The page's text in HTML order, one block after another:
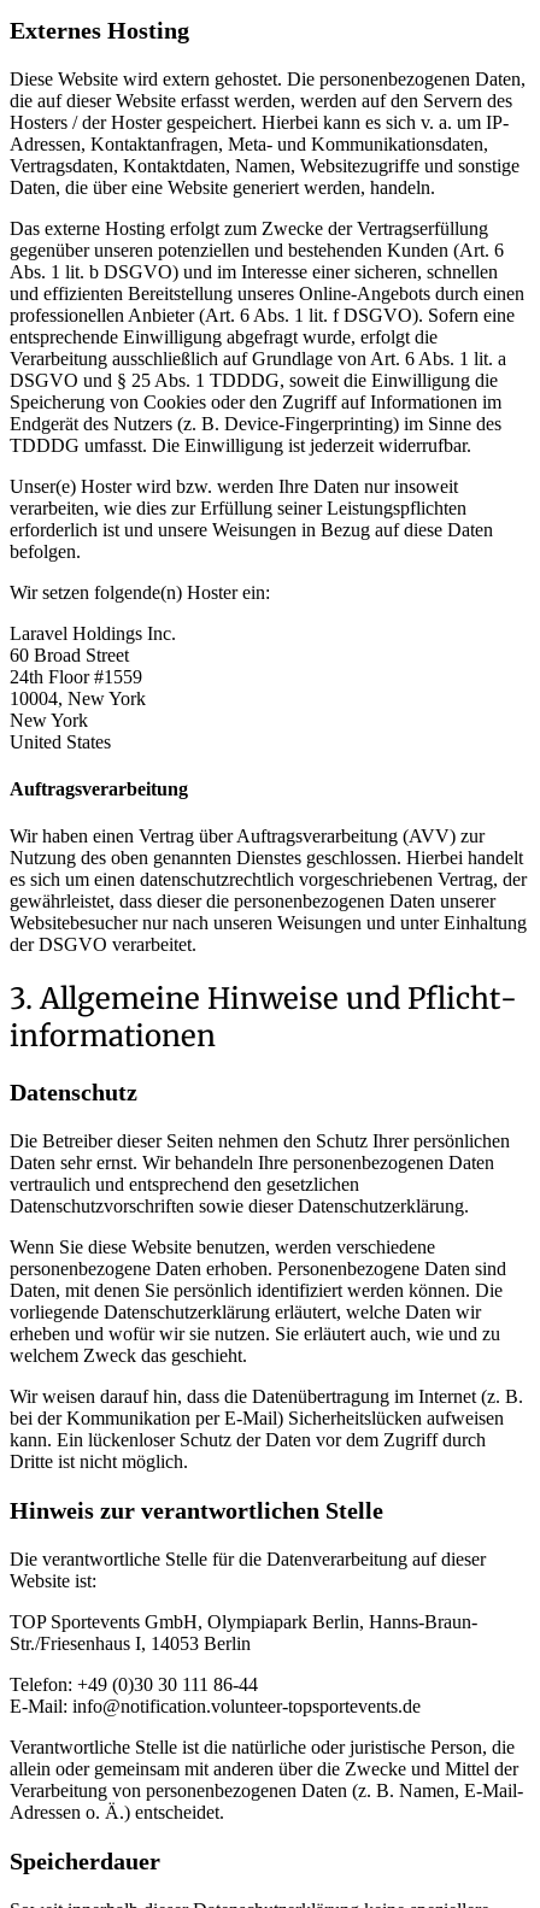
Externes Hosting
Diese Website wird extern gehostet. Die personenbezogenen Daten,
die auf dieser Website erfasst werden, werden auf den Servern des
Hosters / der Hoster gespeichert. Hierbei kann es sich v. a. um IP-
Adressen, Kontaktanfragen, Meta- und Kommunikationsdaten,
Vertragsdaten, Kontaktdaten, Namen, Websitezugriffe und sonstige
Daten, die über eine Website generiert werden, handeln.
Das externe Hosting erfolgt zum Zwecke der Vertragserfüllung
gegenüber unseren potenziellen und bestehenden Kunden (Art. 6
Abs. 1 lit. b DSGVO) und im Interesse einer sicheren, schnellen
und effizienten Bereitstellung unseres Online-Angebots durch einen
professionellen Anbieter (Art. 6 Abs. 1 lit. f DSGVO). Sofern eine
entsprechende Einwilligung abgefragt wurde, erfolgt die
Verarbeitung ausschließlich auf Grundlage von Art. 6 Abs. 1 lit. a
DSGVO und § 25 Abs. 1 TDDDG, soweit die Einwilligung die
Speicherung von Cookies oder den Zugriff auf Informationen im
Endgerät des Nutzers (z. B. Device-Fingerprinting) im Sinne des
TDDDG umfasst. Die Einwilligung ist jederzeit widerrufbar.
Unser(e) Hoster wird bzw. werden Ihre Daten nur insoweit
verarbeiten, wie dies zur Erfüllung seiner Leistungspflichten
erforderlich ist und unsere Weisungen in Bezug auf diese Daten
befolgen.
Wir setzen folgende(n) Hoster ein:
Laravel Holdings Inc.
60 Broad Street
24th Floor #1559
10004, New York
New York
United States
Auftragsverarbeitung
Wir haben einen Vertrag über Auftragsverarbeitung (AVV) zur
Nutzung des oben genannten Dienstes geschlossen. Hierbei handelt
es sich um einen datenschutzrechtlich vorgeschriebenen Vertrag, der
gewährleistet, dass dieser die personenbezogenen Daten unserer
Websitebesucher nur nach unseren Weisungen und unter Einhaltung
der DSGVO verarbeitet.
3. Allgemeine Hinweise und Pflicht­
informationen
Datenschutz
Die Betreiber dieser Seiten nehmen den Schutz Ihrer persönlichen
Daten sehr ernst. Wir behandeln Ihre personenbezogenen Daten
vertraulich und entsprechend den gesetzlichen
Datenschutzvorschriften sowie dieser Datenschutzerklärung.
Wenn Sie diese Website benutzen, werden verschiedene
personenbezogene Daten erhoben. Personenbezogene Daten sind
Daten, mit denen Sie persönlich identifiziert werden können. Die
vorliegende Datenschutzerklärung erläutert, welche Daten wir
erheben und wofür wir sie nutzen. Sie erläutert auch, wie und zu
welchem Zweck das geschieht.
Wir weisen darauf hin, dass die Datenübertragung im Internet (z. B.
bei der Kommunikation per E-Mail) Sicherheitslücken aufweisen
kann. Ein lückenloser Schutz der Daten vor dem Zugriff durch
Dritte ist nicht möglich.
Hinweis zur verantwortlichen Stelle
Die verantwortliche Stelle für die Datenverarbeitung auf dieser
Website ist:
TOP Sportevents GmbH, Olympiapark Berlin, Hanns-Braun-
Str./Friesenhaus I, 14053 Berlin
Telefon: +49 (0)30 30 111 86-44
E-Mail: info@notification.volunteer-topsportevents.de
Verantwortliche Stelle ist die natürliche oder juristische Person, die
allein oder gemeinsam mit anderen über die Zwecke und Mittel der
Verarbeitung von personenbezogenen Daten (z. B. Namen, E-Mail-
Adressen o. Ä.) entscheidet.
Speicherdauer